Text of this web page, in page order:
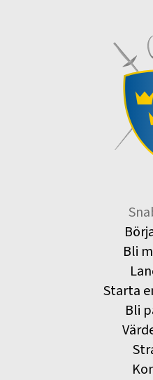
Bli
Starta
Bli